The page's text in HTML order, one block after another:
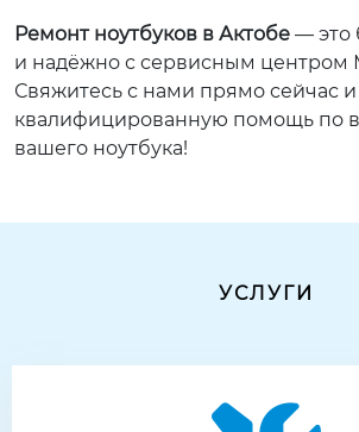
Ремонт ноутбуков в Актобе — это
и надёжно с сервисным центром
Свяжитесь с нами прямо сейчас
квалифицированную помощь по
вашего ноутбука!
УСЛУГИ